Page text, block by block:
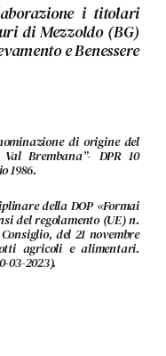
i titolari
di Mezzoldo (BG)
e Benessere
di origine del
Brembana”- DPR 10
1986.
della DOP «Formai
del regolamento (UE) n.
del 21 novembre
agricoli e alimentari.
03-2023).